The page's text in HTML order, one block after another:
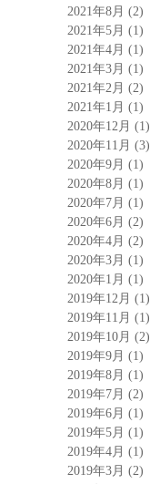
2021年8月 (2)
2021年5月 (1)
2021年4月 (1)
2021年3月 (1)
2021年2月 (2)
2021年1月 (1)
2020年12月 (1)
2020年11月 (3)
2020年9月 (1)
2020年8月 (1)
2020年7月 (1)
2020年6月 (2)
2020年4月 (2)
2020年3月 (1)
2020年1月 (1)
2019年12月 (1)
2019年11月 (1)
2019年10月 (2)
2019年9月 (1)
2019年8月 (1)
2019年7月 (2)
2019年6月 (1)
2019年5月 (1)
2019年4月 (1)
2019年3月 (2)